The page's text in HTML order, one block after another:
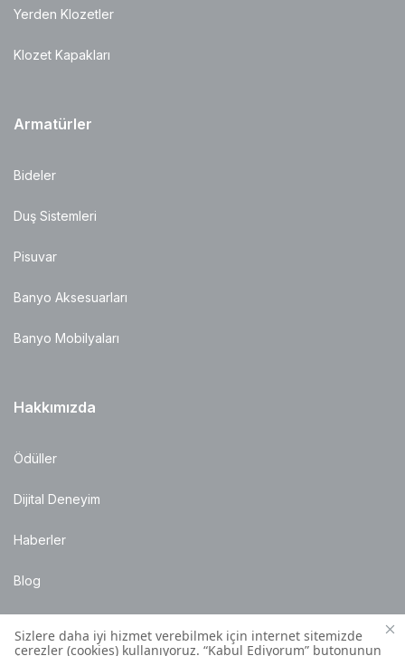
Yerden Klozetler
Klozet Kapakları
Armatürler
Bideler
Duş Sistemleri
Pisuvar
Banyo Aksesuarları
Banyo Mobilyaları
Hakkımızda
Ödüller
Dijital Deneyim
Haberler
Blog
Satış Noktaları